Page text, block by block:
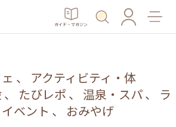
ガイド・マガジン
、 アクティビティ・体
、 たびレポ 、 温泉・スパ、 ラ
イベント 、 おみやげ